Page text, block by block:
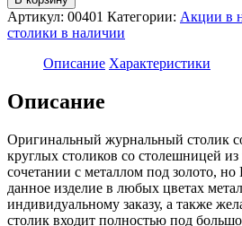
400 ₽.
Столик
"Марбл
Твин"
Артикул: 00401 Категории: Акции в
столики в наличии
Описание Характеристики
Описание
Оригинальный журнальный столик
круглых столиков со столешницей из
сочетании с металлом под золото, но
данное изделие в любых цветах
индивидуальному заказу, а также
столик входит полностью под